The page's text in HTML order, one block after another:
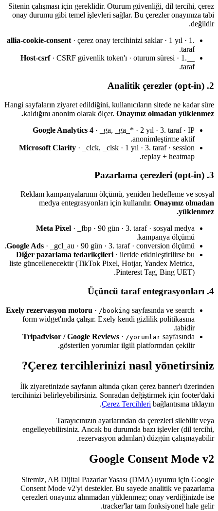
Sitenin çalışması için gereklidir. Oturum güvenliği, dil tercihi, çerez
onay durumu gibi temel işlevleri sağlar. Bu çerezler onayınıza tabi
değildir.
allia-cookie-consent · çerez onay tercihinizi saklar · 1 yıl · 1.
taraf.
· CSRF güvenlik token'ı · oturum süresi · 1.
taraf.
2. Analitik çerezler (opt-in)
Hangi sayfaların ziyaret edildiğini, kullanıcıların sitede ne kadar süre
kaldığını anonim olarak ölçer. Onayınız olmadan yüklenmez.
Google Analytics 4 · _ga, _ga_* · 2 yıl · 3. taraf · IP
anonimleştirme aktif.
Microsoft Clarity · _clck, _clsk · 1 yıl · 3. taraf · session
replay + heatmap.
3. Pazarlama çerezleri (opt-in)
Reklam kampanyalarının ölçümü, yeniden hedefleme ve sosyal
medya entegrasyonları için kullanılır. Onayınız olmadan
yüklenmez.
Meta Pixel · _fbp · 90 gün · 3. taraf · sosyal medya
kampanya ölçümü.
Google Ads · _gcl_au · 90 gün · 3. taraf · conversion ölçümü.
Diğer pazarlama tedarikçileri · ileride etkinleştirilirse bu
liste güncellenecektir (TikTok Pixel, Hotjar, Yandex Metrica,
Pinterest Tag, Bing UET).
4. Üçüncü taraf entegrasyonları
Exely rezervasyon motoru · /booking sayfasında ve search
form widget'ında çalışır. Exely kendi gizlilik politikasına
tabidir.
Tripadvisor / Google Reviews · /yorumlar sayfasında
gösterilen yorumlar ilgili platformdan çekilir.
Çerez tercihlerinizi nasıl yönetirsiniz?
İlk ziyaretinizde sayfanın altında çıkan çerez banner'ı üzerinden
tercihinizi belirleyebilirsiniz. Sonradan değiştirmek için footer'daki
Çerez Tercihleri bağlantısına tıklayın.
Tarayıcınızın ayarlarından da çerezleri silebilir veya
engelleyebilirsiniz. Ancak bu durumda bazı işlevler (dil tercihi,
rezervasyon adımları) düzgün çalışmayabilir.
Google Consent Mode v2
Sitemiz, AB Dijital Pazarlar Yasası (DMA) uyumu için Google
Consent Mode v2'yi destekler. Bu sayede analitik ve pazarlama
çerezleri onayınız alınmadan yüklenmez; onay verdiğinizde ise
tracker'lar tam fonksiyonel hale gelir.